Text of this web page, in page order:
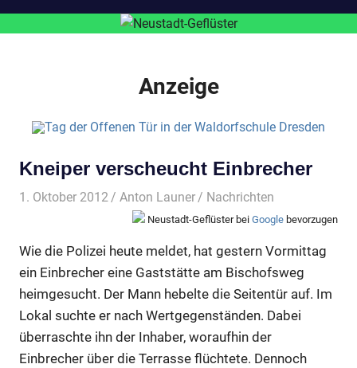
Anzeige
Kneiper verscheucht Einbrecher
1. Oktober 2012 Anton Launer Nachrichten
Neustadt-Geflüster bei Google bevorzugen
Wie die Polizei heute meldet, hat gestern Vormittag
ein Einbrecher eine Gaststätte am Bischofsweg
heimgesucht. Der Mann hebelte die Seitentür auf. Im
Lokal suchte er nach Wertgegenständen. Dabei
überraschte ihn der Inhaber, woraufhin der
Einbrecher über die Terrasse flüchtete. Dennoch